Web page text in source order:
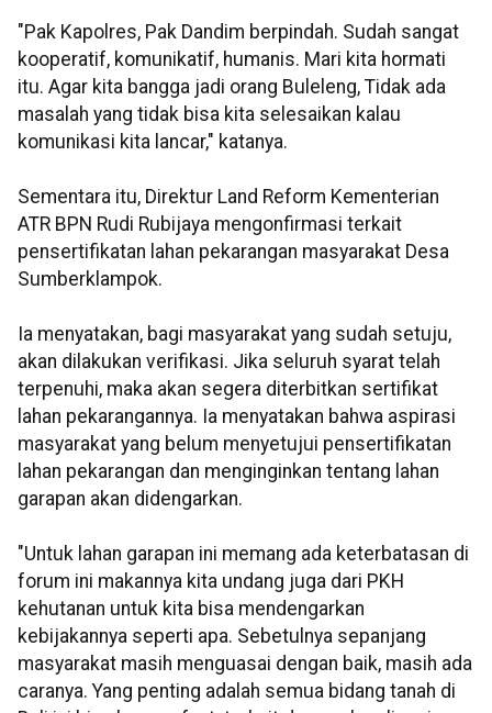
"Pak Kapolres, Pak Dandim berpindah. Sudah sangat
kooperatif, komunikatif, humanis. Mari kita hormati
itu. Agar kita bangga jadi orang Buleleng, Tidak ada
masalah yang tidak bisa kita selesaikan kalau
komunikasi kita lancar," katanya.
Sementara itu, Direktur Land Reform Kementerian
ATR BPN Rudi Rubijaya mengonfirmasi terkait
pensertifikatan lahan pekarangan masyarakat Desa
Sumberklampok.
Ia menyatakan, bagi masyarakat yang sudah setuju,
akan dilakukan verifikasi. Jika seluruh syarat telah
terpenuhi, maka akan segera diterbitkan sertifikat
lahan pekarangannya. Ia menyatakan bahwa aspirasi
masyarakat yang belum menyetujui pensertifikatan
lahan pekarangan dan menginginkan tentang lahan
garapan akan didengarkan.
"Untuk lahan garapan ini memang ada keterbatasan di
forum ini makannya kita undang juga dari PKH
kehutanan untuk kita bisa mendengarkan
kebijakannya seperti apa. Sebetulnya sepanjang
masyarakat masih menguasai dengan baik, masih ada
caranya. Yang penting adalah semua bidang tanah di